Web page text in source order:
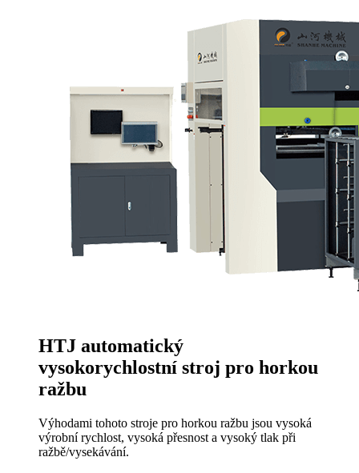
HTJ automatický
vysokorychlostní stroj pro horkou
ražbu
Výhodami tohoto stroje pro horkou ražbu jsou vysoká
výrobní rychlost, vysoká přesnost a vysoký tlak při
ražbě/vysekávání.